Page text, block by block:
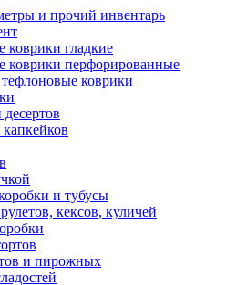
и прочий инвентарь
коврики гладкие
коврики перфорированные
коврики
и тубусы
кексов, куличей
и пирожных